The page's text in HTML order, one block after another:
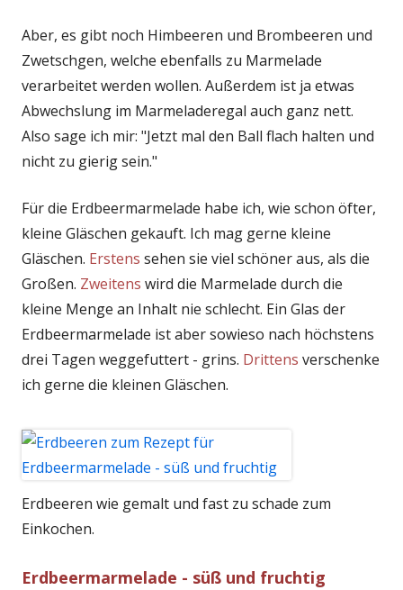
Aber, es gibt noch Himbeeren und Brombeeren und
Zwetschgen, welche ebenfalls zu Marmelade
verarbeitet werden wollen. Außerdem ist ja etwas
Abwechslung im Marmeladeregal auch ganz nett.
Also sage ich mir: "Jetzt mal den Ball flach halten und
nicht zu gierig sein."
Für die Erdbeermarmelade habe ich, wie schon öfter,
kleine Gläschen gekauft. Ich mag gerne kleine
Gläschen. Erstens sehen sie viel schöner aus, als die
Großen. Zweitens wird die Marmelade durch die
kleine Menge an Inhalt nie schlecht. Ein Glas der
Erdbeermarmelade ist aber sowieso nach höchstens
drei Tagen weggefuttert - grins. Drittens verschenke
ich gerne die kleinen Gläschen.
Erdbeeren wie gemalt und fast zu schade zum
Einkochen.
Erdbeermarmelade - süß und fruchtig